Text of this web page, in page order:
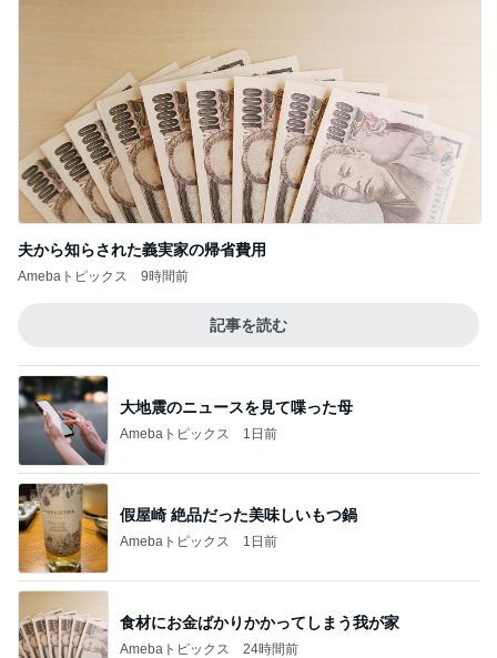
夫から知らされた義実家の帰省費用
Amebaトピックス 9時間前
記事を読む
大地震のニュースを見て喋った母
Amebaトピックス 1日前
假屋崎 絶品だった美味しいもつ鍋
Amebaトピックス 1日前
食材にお金ばかりかかってしまう我が家
Amebaトピックス 24時間前